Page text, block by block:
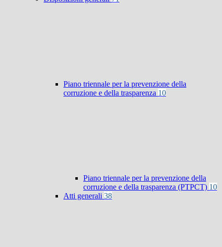
Piano triennale per la prevenzione della
corruzione e della trasparenza 10
Piano triennale per la prevenzione della
corruzione e della trasparenza (PTPCT) 10
Atti generali 38